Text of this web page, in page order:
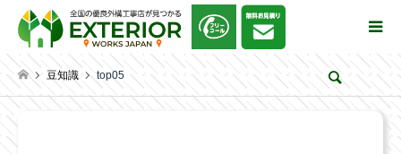
検索
豆知識 top05